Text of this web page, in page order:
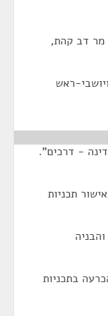
מר דב קהת,
ראש
- דרכים".
באישור תכניות
התכנון והבניה
בתכניות